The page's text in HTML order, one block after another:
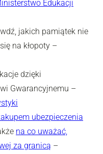
Edukacji
jakich pamiątek nie
na kłopoty –
dzięki
Gwarancyjnemu –
ubezpieczenia
na co uważać,
za granicą –